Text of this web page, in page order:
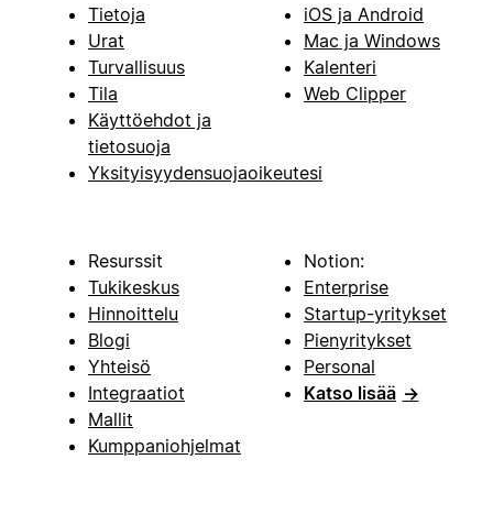
Tietoja
Urat
Turvallisuus
Tila
Käyttöehdot ja
tietosuoja
Yksityisyydensuojaoikeutesi
iOS ja Android
Mac ja Windows
Kalenteri
Web Clipper
Resurssit
Tukikeskus
Hinnoittelu
Blogi
Yhteisö
Integraatiot
Mallit
Kumppaniohjelmat
Notion:
Enterprise
Startup-yritykset
Pienyritykset
Personal
Katso lisää →